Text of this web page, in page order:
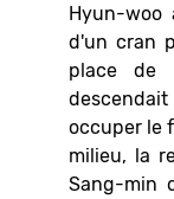
Hyun-woo
d'un cran
place de
occuper le
milieu, la
Sang-min